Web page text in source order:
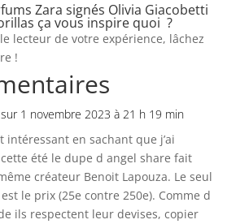
Zara signés Olivia Giacobetti
ça vous inspire quoi ?
lecteur de votre expérience, lâchez
!
sur 1 novembre 2023 à 21 h 19 min
intéressant en sachant que j’ai
été le dupe d angel share fait
créateur Benoit Lapouza. Le seul
le prix (25e contre 250e). Comme d
ils respectent leur devises, copier